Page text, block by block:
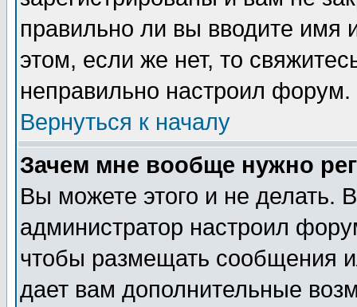
правильно ли вы вводите
этом, если же нет, то
неправильно настроил форум.
Вернуться к началу
Зачем мне вообще нужно
Вы можете этого и не делать.
администратор настроил
чтобы размещать сообщения
дает вам дополнительные